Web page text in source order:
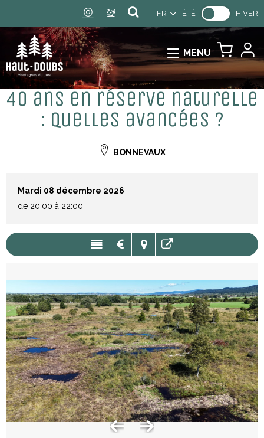
FR ÉTÉ HIVER
MENU
40 ans en réserve naturelle
: quelles avancées ?
BONNEVAUX
Mardi 08 décembre 2026
de 20:00 à 22:00